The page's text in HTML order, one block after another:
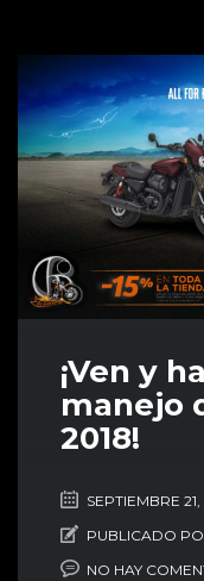
¡Ven y
manejo
2018!
SEPTIEMBRE 21,
PUBLICADO
NO HAY